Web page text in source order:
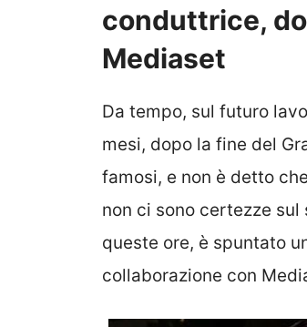
conduttrice,
Mediaset
Da tempo, sul futuro
mesi, dopo la fine del
famosi, e non è detto
non ci sono certezze sul
queste ore, è spuntato
collaborazione con